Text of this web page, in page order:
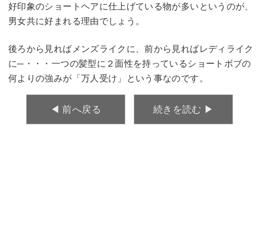
好印象のショートヘアに仕上げている物が多いというのが、
男女共に好まれる理由でしょう。
後ろから見ればメンズライクに、前から見ればレディライク
に─・・・一つの髪型に２面性を持っているショートボブの
何よりの強みが「万人受け」という事なのです。
◀︎ 前へ戻る 続きを読む ▶︎